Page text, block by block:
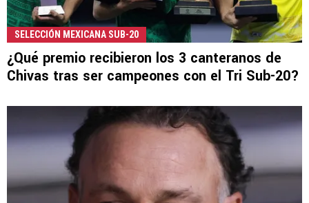
SELECCIÓN MEXICANA SUB-20
¿Qué premio recibieron los 3 canteranos de
Chivas tras ser campeones con el Tri Sub-20?